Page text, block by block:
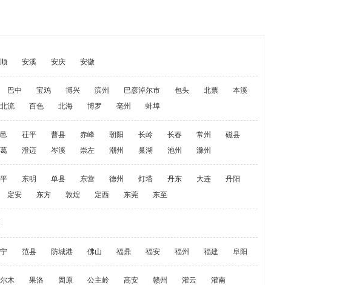
安溪 安庆 安徽
巴中 宝鸡 博兴 滨州 巴彦淖尔市 包头 北票
本溪
北流 百色 北海 博罗 亳州 蚌埠
茌平 曹县 赤峰 朝阳 长岭 长春 常州
磁县
澄迈 岑溪 崇左 潮州 巢湖 池州 滁州
东明 单县 东营 德州 灯塔 丹东 大连
丹阳
定安 东方 敦煌 定西 东莞 东至
范县 防城港 佛山 福鼎 福安 福州 福建 阜阳
木 果洛 固原 公主岭 高安 赣州 灌云
灌南